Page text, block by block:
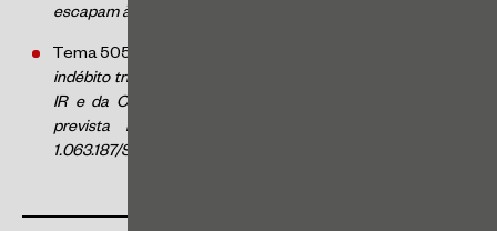
escapam à tributação pelo IRPJ e pela CSLL
Tema 505/STJ: “
indébito tributário se encontram fora da base de cálculo do
IR e da CSLL, havendo que ser observada a modulação
prevista no Tema nº 962/STF – Precedentes: RE
1.063.187/SC e EDcl no RE 1.063.187/SC